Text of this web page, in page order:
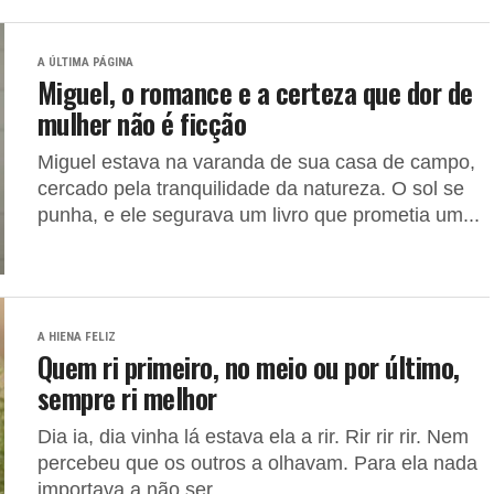
A ÚLTIMA PÁGINA
Miguel, o romance e a certeza que dor de
mulher não é ficção
Miguel estava na varanda de sua casa de campo,
cercado pela tranquilidade da natureza. O sol se
punha, e ele segurava um livro que prometia um...
A HIENA FELIZ
Quem ri primeiro, no meio ou por último,
sempre ri melhor
Dia ia, dia vinha lá estava ela a rir. Rir rir rir. Nem
percebeu que os outros a olhavam. Para ela nada
importava a não ser...